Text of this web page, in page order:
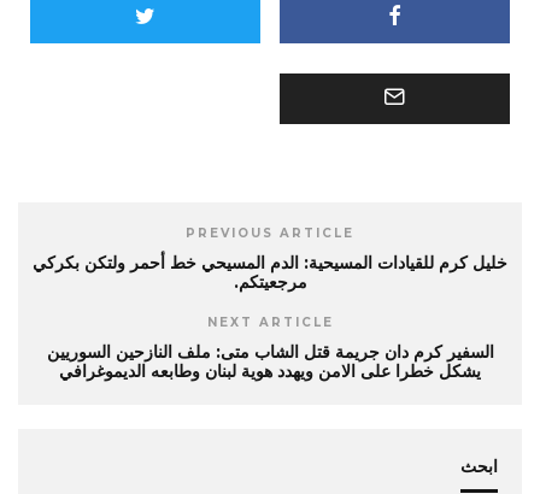
PREVIOUS ARTICLE
خليل كرم للقيادات المسيحية: الدم المسيحي خط أحمر ولتكن بكركي
مرجعيتكم.
NEXT ARTICLE
السفير كرم دان جريمة قتل الشاب متى: ملف النازحين السوريين
يشكل خطرا على الامن ويهدد هوية لبنان وطابعه الديموغرافي
ابحث